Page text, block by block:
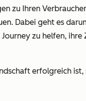
zu Ihren
Dabei geht es
Journey zu helfen, ihre
erfolgreich ist,